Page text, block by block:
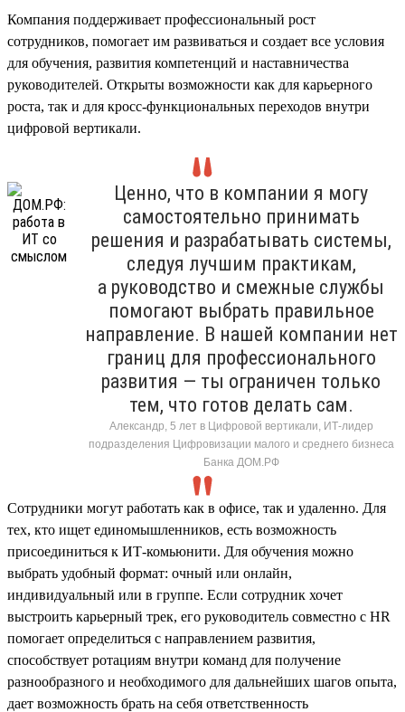
Компания поддерживает профессиональный рост
сотрудников, помогает им развиваться и создает все условия
для обучения, развития компетенций и наставничества
руководителей. Открыты возможности как для карьерного
роста, так и для кросс-функциональных переходов внутри
цифровой вертикали.
Ценно, что в компании я могу
самостоятельно принимать
решения и разрабатывать системы,
следуя лучшим практикам,
а руководство и смежные службы
помогают выбрать правильное
направление. В нашей компании нет
границ для профессионального
развития — ты ограничен только
тем, что готов делать сам.
Александр, 5 лет в Цифровой вертикали, ИТ-лидер
подразделения Цифровизации малого и среднего бизнеса
Банка ДОМ.РФ
Сотрудники могут работать как в офисе, так и удаленно. Для
тех, кто ищет единомышленников, есть возможность
присоединиться к ИТ-комьюнити. Для обучения можно
выбрать удобный формат: очный или онлайн,
индивидуальный или в группе. Если сотрудник хочет
выстроить карьерный трек, его руководитель совместно с HR
помогает определиться с направлением развития,
способствует ротациям внутри команд для получение
разнообразного и необходимого для дальнейших шагов опыта,
дает возможность брать на себя ответственность